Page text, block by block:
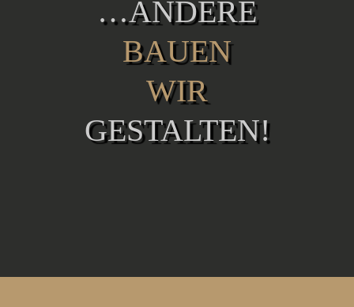
…ANDERE
BAUEN
WIR
GESTALTEN!